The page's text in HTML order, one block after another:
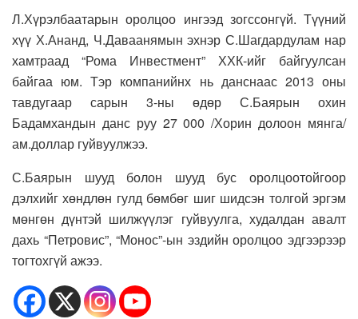
Л.Хүрэлбаатарын оролцоо ингээд зогссонгүй. Түүний
хүү Х.Ананд, Ч.Даваанямын эхнэр С.Шагдардулам нар
хамтраад “Рома Инвестмент” ХХК-ийг байгуулсан
байгаа юм. Тэр компанийнх нь данснаас 2013 оны
тавдугаар сарын 3-ны өдөр С.Баярын охин
Бадамхандын данс руу 27 000 /Хорин долоон мянга/
ам.доллар гуйвуулжээ.
С.Баярын шууд болон шууд бус оролцоотойгоор
дэлхийг хөндлөн гулд бөмбөг шиг шидсэн толгой эргэм
мөнгөн дүнтэй шилжүүлэг гуйвуулга, худалдан авалт
дахь “Петровис”, “Монос”-ын эздийн оролцоо эдгээрээр
тогтохгүй ажээ.